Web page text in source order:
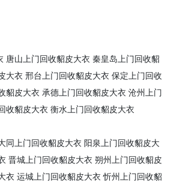
唐山上门回收貂皮大衣 秦皇岛上门回收貂
大衣 邢台上门回收貂皮大衣 保定上门回收
貂皮大衣 承德上门回收貂皮大衣 沧州上门
收貂皮大衣 衡水上门回收貂皮大衣
同上门回收貂皮大衣 阳泉上门回收貂皮大
晋城上门回收貂皮大衣 朔州上门回收貂皮
衣 运城上门回收貂皮大衣 忻州上门回收貂